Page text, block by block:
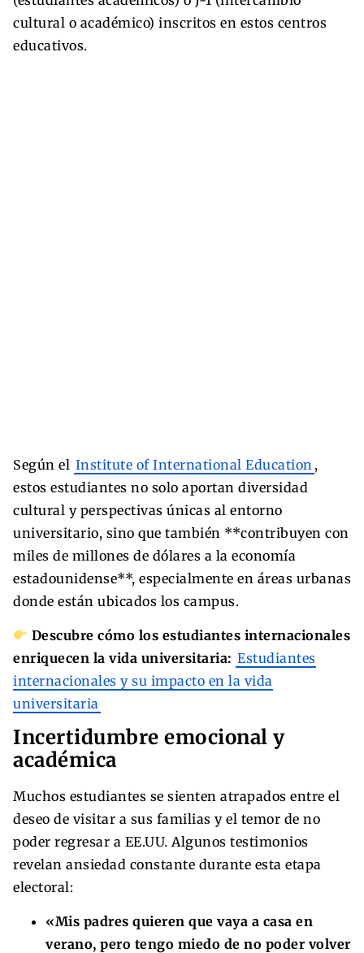
cultural o académico) inscritos en estos centros
educativos.
Según el Institute of International Education ,
estos estudiantes no solo aportan diversidad
cultural y perspectivas únicas al entorno
universitario, sino que también **contribuyen con
miles de millones de dólares a la economía
estadounidense**, especialmente en áreas urbanas
donde están ubicados los campus.
Descubre cómo los estudiantes internacionales
enriquecen la vida universitaria: Estudiantes
internacionales y su impacto en la vida
universitaria
Incertidumbre emocional y
académica
Muchos estudiantes se sienten atrapados entre el
deseo de visitar a sus familias y el temor de no
poder regresar a EE.UU. Algunos testimonios
revelan ansiedad constante durante esta etapa
electoral:
«Mis padres quieren que vaya a casa en
verano, pero tengo miedo de no poder volver